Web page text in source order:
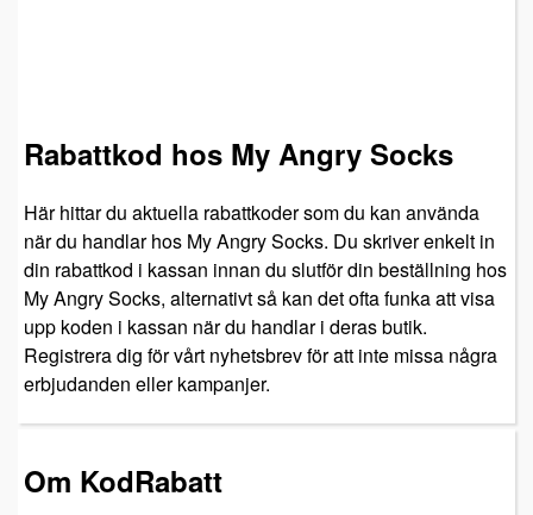
Rabattkod hos My Angry Socks
Här hittar du aktuella rabattkoder som du kan använda
när du handlar hos My Angry Socks. Du skriver enkelt in
din rabattkod i kassan innan du slutför din beställning hos
My Angry Socks, alternativt så kan det ofta funka att visa
upp koden i kassan när du handlar i deras butik.
Registrera dig för vårt nyhetsbrev för att inte missa några
erbjudanden eller kampanjer.
Om KodRabatt